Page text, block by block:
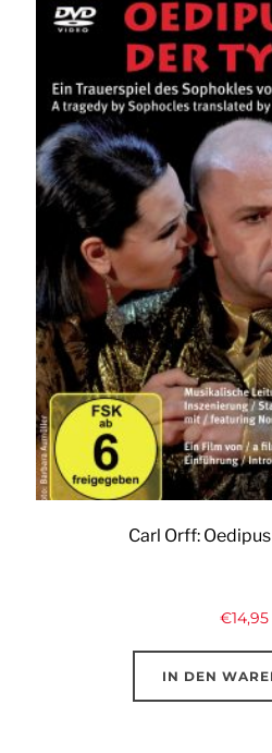
Carl Orff:
€14,95
IN DEN